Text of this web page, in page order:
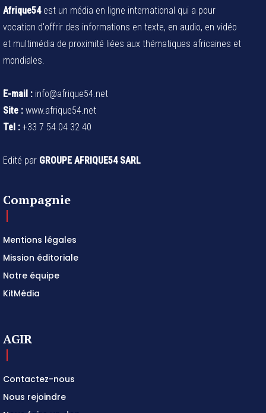
Afrique54est un média en ligne international qui a pour
vocation d'offrir des informations en texte, en audio, en vidéo
et multimédia de proximité liées aux thématiques africaines et
mondiales.
E-mail : info@afrique54.net
Site : www.afrique54.net
Tel : +33 7 54 04 32 40
Edité par GROUPE AFRIQUE54 SARL
Compagnie
Mentions légales
Mission éditoriale
Notre équipe
KitMédia
AGIR
Contactez-nous
Nous rejoindre